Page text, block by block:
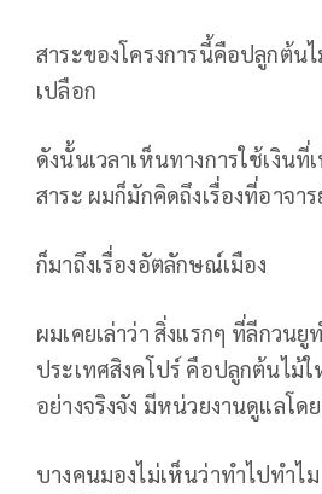
สาระของโครงการนี้คือปลูกต้น
เปลือก
ดังนั้นเวลาเห็นทางการใช้เงินที่
สาระ ผมก็มักคิดถึงเรื่องที่อาจา
ก็มาถึงเรื่องอัตลักษณ์เมือง
ผมเคยเล่าว่า สิ่งแรกๆ ที่ลีกวนยู
ประเทศสิงคโปร์ คือปลูกต้นไม้
อย่างจริงจัง มีหน่วยงานดูแลโด
บางคนมองไม่เห็นว่าทำไปทำไม